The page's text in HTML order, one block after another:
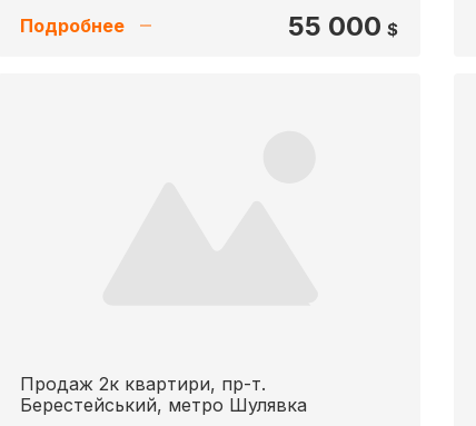
Подробнее 55 000 $
Продаж 2к квартири, пр-т.
Берестейський, метро Шулявка